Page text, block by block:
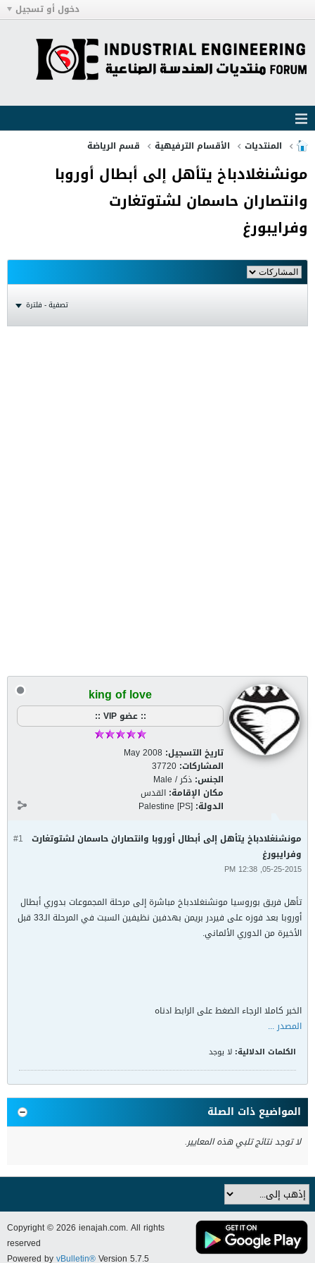
دخول أو تسجيل
المنتديات الأقسام الترفيهية قسم الرياضة
مونشنغلادباخ يتأهل إلى أبطال أوروبا
وانتصاران حاسمان لشتوتغارت
وفرايبورغ
تصفية - فلترة
king of love
:: عضو VIP ::
تاريخ التسجيل: May 2008
المشاركات: 37720
الجنس: ذكر / Male
مكان الإقامة: القدس
الدولة: Palestine [PS]
#1 مونشنغلادباخ يتأهل إلى أبطال أوروبا وانتصاران حاسمان لشتوتغارت
وفرايبورغ
05-25-2015, 12:38 PM
تأهل فريق بوروسيا مونشنغلادباخ مباشرة إلى مرحلة المجموعات بدوري أبطال
أوروبا بعد فوزه على فيردر بريمن بهدفين نظيفين السبت في المرحلة الـ33 قبل
الأخيرة من الدوري الألماني.
الخبر كاملا الرجاء الضغط على الرابط ادناه
المصدر ...
الكلمات الدلالية: لا يوجد
المواضيع ذات الصلة
لا توجد نتائج تلبي هذه المعايير.
Copyright © 2026 ienajah.com. All rights
reserved
Powered byvBulletin®Version 5.7.5